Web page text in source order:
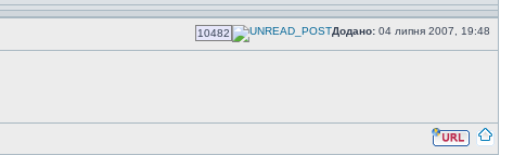
10482 Додано: 04 липня 2007, 19:48